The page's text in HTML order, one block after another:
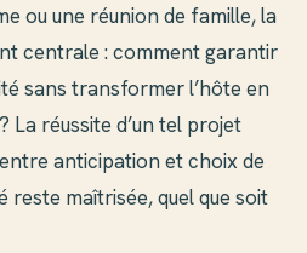
ou une réunion de famille, la
centrale : comment garantir
sans transformer l’hôte en
La réussite d’un tel projet
anticipation et choix de
maîtrisée, quel que soit